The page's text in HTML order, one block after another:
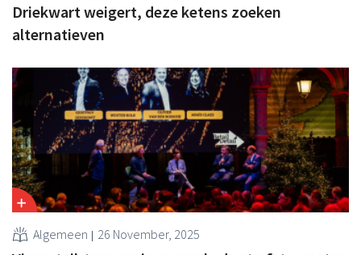
Driekwart weigert, deze ketens zoeken
alternatieven
Algemeen 26 November, 2025